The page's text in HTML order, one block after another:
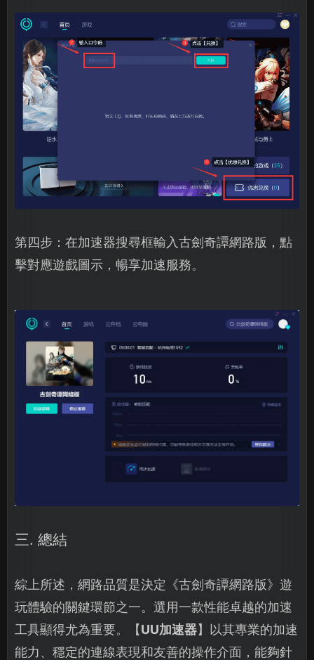
第四步：在加速器搜尋框輸入古劍奇譚網路版，點
擊對應遊戲圖示，暢享加速服務。
三. 總結
綜上所述，網路品質是決定《古劍奇譚網路版》遊
玩體驗的關鍵環節之一。選用一款性能卓越的加速
工具顯得尤為重要。【UU加速器】以其專業的加速
能力、穩定的連線表現和友善的操作介面，能夠針